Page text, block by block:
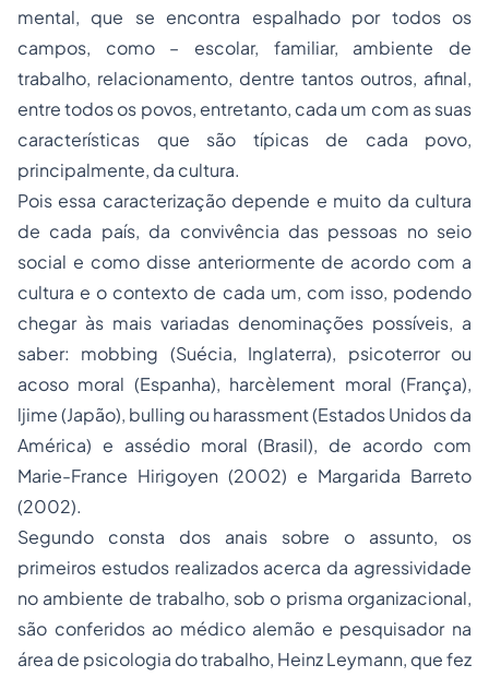
mental, que se encontra espalhado por todos os
campos, como – escolar, familiar, ambiente de
trabalho, relacionamento, dentre tantos outros, afinal,
entre todos os povos, entretanto, cada um com as suas
características que são típicas de cada povo,
principalmente, da cultura.
Pois essa caracterização depende e muito da cultura
de cada país, da convivência das pessoas no seio
social e como disse anteriormente de acordo com a
cultura e o contexto de cada um, com isso, podendo
chegar às mais variadas denominações possíveis, a
saber: mobbing (Suécia, Inglaterra), psicoterror ou
acoso moral (Espanha), harcèlement moral (França),
ljime (Japão), bulling ou harassment (Estados Unidos da
América) e assédio moral (Brasil), de acordo com
Marie-France Hirigoyen (2002) e Margarida Barreto
(2002).
Segundo consta dos anais sobre o assunto, os
primeiros estudos realizados acerca da agressividade
no ambiente de trabalho, sob o prisma organizacional,
são conferidos ao médico alemão e pesquisador na
área de psicologia do trabalho, Heinz Leymann, que fez